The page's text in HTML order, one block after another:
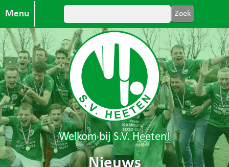
Menu
Welkom bij S.V. Heeten!
Nieuws